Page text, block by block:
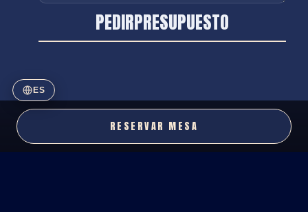
PEDIRPRESUPUESTO
RESERVAR MESA
ES